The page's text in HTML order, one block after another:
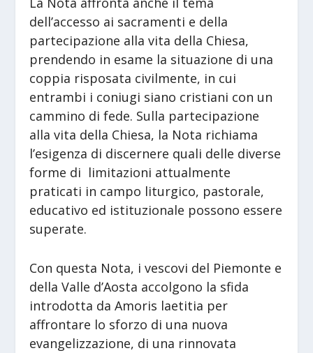
dell’accesso ai sacramenti e della
partecipazione alla vita della Chiesa,
prendendo in esame la situazione di una
coppia risposata civilmente, in cui
entrambi i coniugi siano cristiani con un
cammino di fede. Sulla partecipazione
alla vita della Chiesa, la Nota richiama
l’esigenza di discernere quali delle diverse
forme di limitazioni attualmente
praticati in campo liturgico, pastorale,
educativo ed istituzionale possono essere
superate.
Con questa Nota, i vescovi del Piemonte e
della Valle d’Aosta accolgono la sfida
introdotta da Amoris laetitia per
affrontare lo sforzo di una nuova
evangelizzazione, di una rinnovata